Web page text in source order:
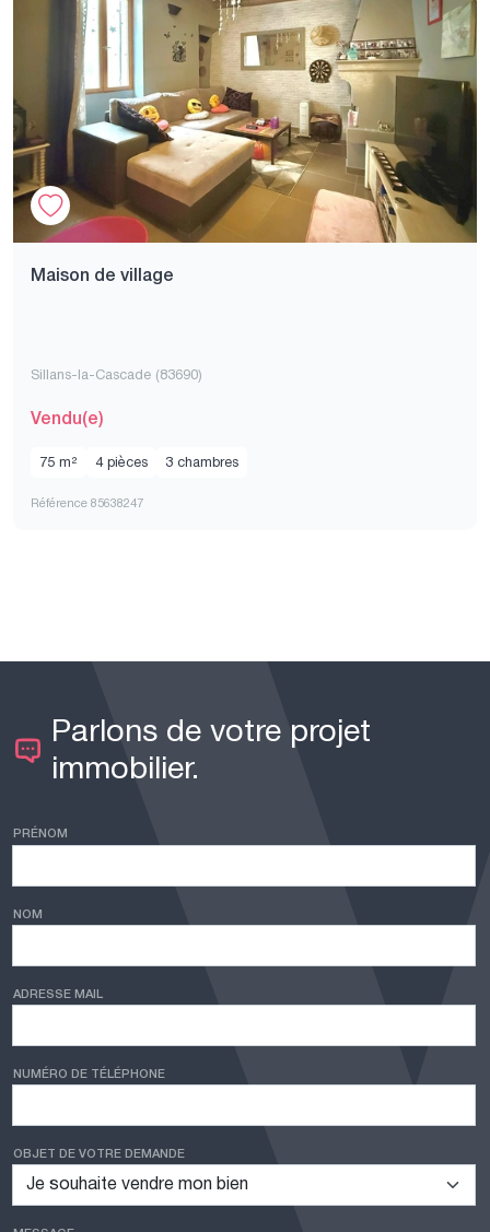
Maison de village
Sillans-la-Cascade (83690)
Vendu(e)
75 m² 4 pièces 3 chambres
Référence 85638247
Parlons de votre projet
immobilier.
PRÉNOM
NOM
ADRESSE MAIL
NUMÉRO DE TÉLÉPHONE
OBJET DE VOTRE DEMANDE